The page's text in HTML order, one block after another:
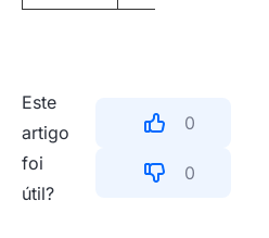
Este
artigo
foi
útil?
0
0